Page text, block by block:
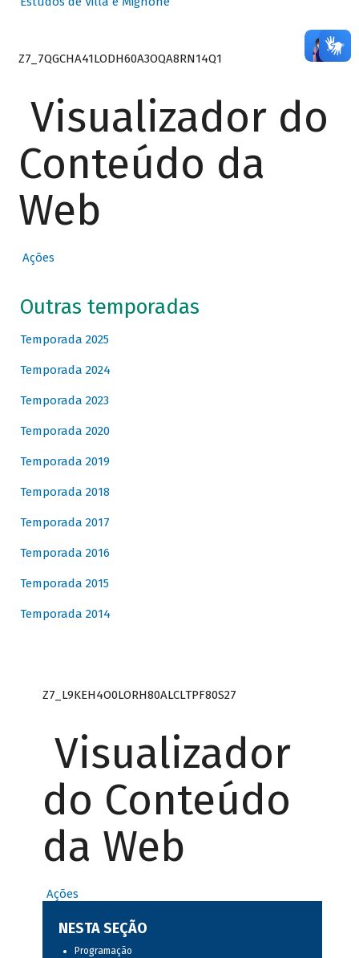
Z7_7QGCHA41LODH60A3OQA8RN14Q1
Visualizador do
Conteúdo da
Web
Ações
Outras temporadas
Temporada 2025
Temporada 2024
Temporada 2023
Temporada 2020
Temporada 2019
Temporada 2018
Temporada 2017
Temporada 2016
Temporada 2015
Temporada 2014
Z7_L9KEH4O0LORH80ALCLTPF80S27
Visualizador
do Conteúdo
da Web
Ações
NESTA SEÇÃO
Programação